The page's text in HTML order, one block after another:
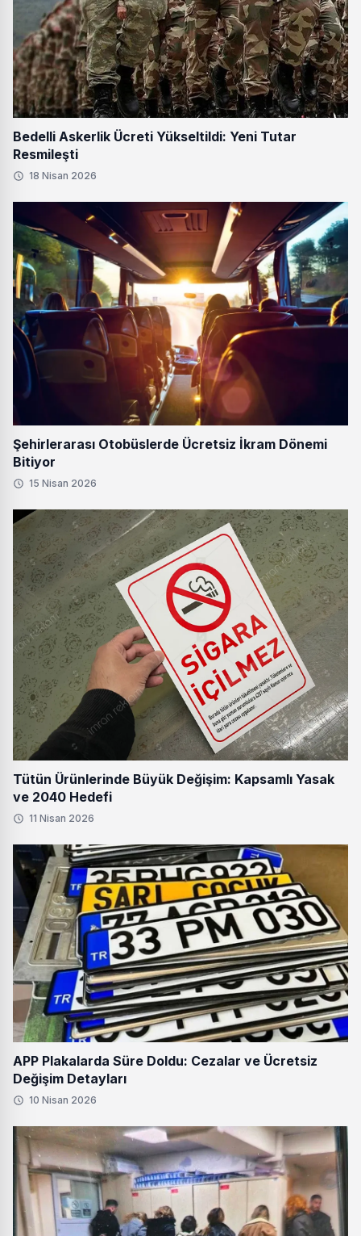
Bedelli Askerlik Ücreti Yükseltildi: Yeni Tutar
Resmileşti
18 Nisan 2026
Şehirlerarası Otobüslerde Ücretsiz İkram Dönemi
Bitiyor
15 Nisan 2026
Tütün Ürünlerinde Büyük Değişim: Kapsamlı Yasak
ve 2040 Hedefi
11 Nisan 2026
APP Plakalarda Süre Doldu: Cezalar ve Ücretsiz
Değişim Detayları
10 Nisan 2026